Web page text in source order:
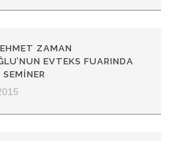
ZAMAN
EVTEKS FUARINDA